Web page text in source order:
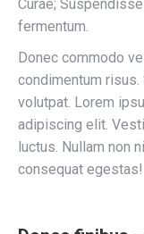
Curae;
fermentum.
Donec commodo
condimentum
volutpat. Lorem
adipiscing elit.
luctus. Nullam non
consequat egestas!